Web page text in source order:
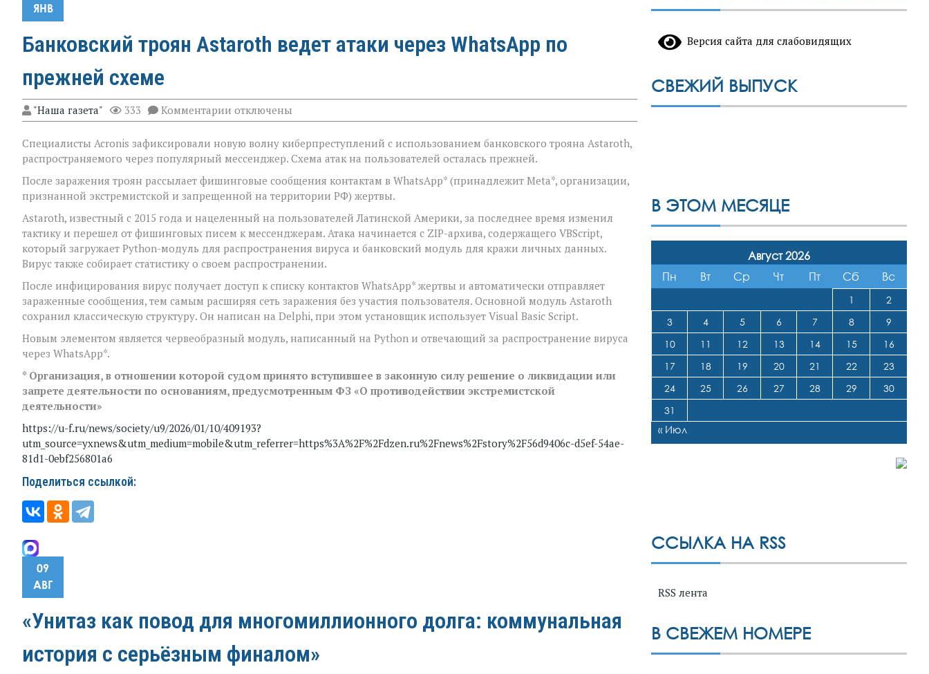
ЯНВ
Банковский троян Astaroth ведет атаки через WhatsApp по
прежней схеме
"Наша газета" 333 Комментарии к
записи
троян
Astaroth
атаки
через
WhatsApp
по
прежней
схеме
отключены
Специалисты Acronis зафиксировали новую волну киберпреступлений с использованием банковского трояна Astaroth,
распространяемого через популярный мессенджер. Схема атак на пользователей осталась прежней.
После заражения троян рассылает фишинговые сообщения контактам в WhatsApp* (принадлежит Meta*, организации,
признанной экстремистской и запрещенной на территории РФ) жертвы.
Astaroth, известный с 2015 года и нацеленный на пользователей Латинской Америки, за последнее время изменил
тактику и перешел от фишинговых писем к мессенджерам. Атака начинается с ZIP-архива, содержащего VBScript,
который загружает Python-модуль для распространения вируса и банковский модуль для кражи личных данных.
Вирус также собирает статистику о своем распространении.
После инфицирования вирус получает доступ к списку контактов WhatsApp* жертвы и автоматически отправляет
зараженные сообщения, тем самым расширяя сеть заражения без участия пользователя. Основной модуль Astaroth
сохранил классическую структуру. Он написан на Delphi, при этом установщик использует Visual Basic Script.
Новым элементом является червеобразный модуль, написанный на Python и отвечающий за распространение вируса
через WhatsApp*.
* Организация, в отношении которой судом принято вступившее в законную силу решение о ликвидации или
запрете деятельности по основаниям, предусмотренным ФЗ «О противодействии экстремистской
деятельности»
https://u-f.ru/news/society/u9/2026/01/10/409193?
utm_source=yxnews&utm_medium=mobile&utm_referrer=https%3A%2F%2Fdzen.ru%2Fnews%2Fstory%2F56d9406c-d5ef-54ae-
81d1-0ebf256801a6
Поделиться ссылкой:
09
АВГ
«Унитаз как повод для многомиллионного долга: коммунальная
история с серьёзным финалом»
Версия сайта для слабовидящих
СВЕЖИЙ ВЫПУСК
В ЭТОМ МЕСЯЦЕ
Август 2026
Пн
Вт Ср Чт Пт Сб Вс
1
2
3
4 5 6 7 8
9
10
11 12 13 14 15
16
17
18 19 20 21 22
23
24
25 26 27 28 29
30
31
« Июл
ССЫЛКА НА RSS
RSS лента
В СВЕЖЕМ НОМЕРЕ